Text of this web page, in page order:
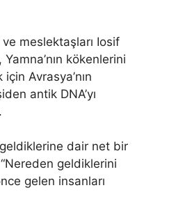
meslektaşları Iosif
kökenlerini
Avrasya’nın
antik DNA’yı
dair net bir
geldiklerini
gelen insanları